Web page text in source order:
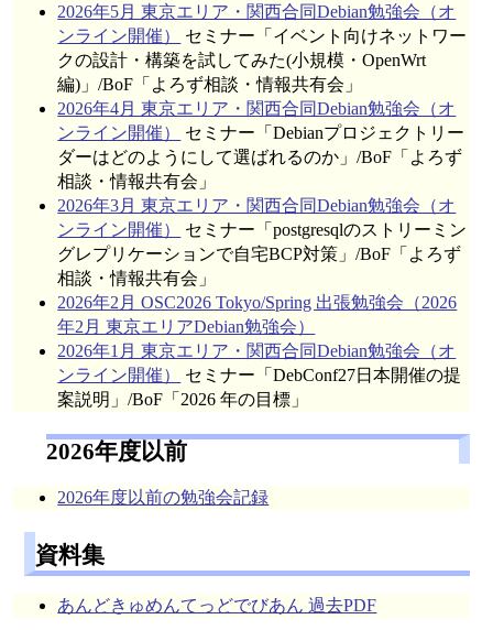
2026年5月 東京エリア・関西合同Debian勉強会（オ
ンライン開催）
セミナー「イベント向けネットワー
クの設計・構築を試してみた(小規模・OpenWrt
編)」/BoF「よろず相談・情報共有会」
2026年4月 東京エリア・関西合同Debian勉強会（オ
ンライン開催）
セミナー「Debianプロジェクトリー
ダーはどのようにして選ばれるのか」/BoF「よろず
相談・情報共有会」
2026年3月 東京エリア・関西合同Debian勉強会（オ
ンライン開催）
セミナー「postgresqlのストリーミン
グレプリケーションで自宅BCP対策」/BoF「よろず
相談・情報共有会」
2026年2月 OSC2026 Tokyo/Spring 出張勉強会（2026
年2月 東京エリアDebian勉強会）
2026年1月 東京エリア・関西合同Debian勉強会（オ
ンライン開催）
セミナー「DebConf27日本開催の提
案説明」/BoF「2026 年の目標」
2026年度以前
2026年度以前の勉強会記録
資料集
あんどきゅめんてっどでびあん 過去PDF